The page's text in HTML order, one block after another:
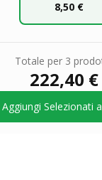
WHITE
8,50 €
Totale per 3
222,40 €
Aggiungi Selezionati